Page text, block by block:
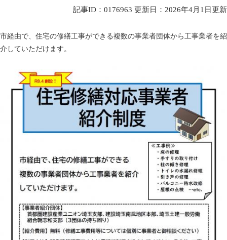
記事ID：0176963 更新日：2026年4月1日更新
市経由で、住宅の修繕工事ができる複数の事業者団体から工事業者を紹
介していただけます。